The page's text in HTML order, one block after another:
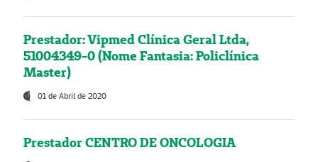
Prestador: Vipmed Clínica Geral Ltda,
51004349-0 (Nome Fantasia: Policlínica
Master)
01 de Abril de 2020
Prestador CENTRO DE ONCOLOGIA